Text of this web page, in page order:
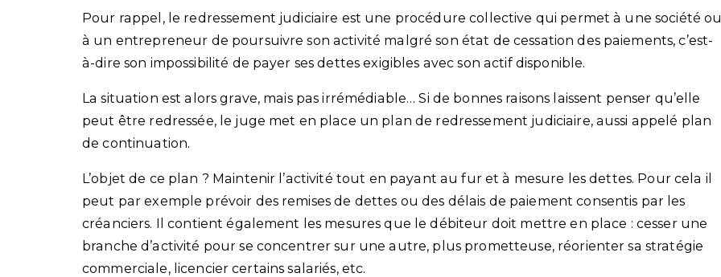
Pour rappel, le redressement judiciaire est une procédure collective qui permet à une société ou
à un entrepreneur de poursuivre son activité malgré son état de cessation des paiements, c’est-
à-dire son impossibilité de payer ses dettes exigibles avec son actif disponible.
La situation est alors grave, mais pas irrémédiable… Si de bonnes raisons laissent penser qu’elle
peut être redressée, le juge met en place un plan de redressement judiciaire, aussi appelé plan
de continuation.
L’objet de ce plan ? Maintenir l’activité tout en payant au fur et à mesure les dettes. Pour cela il
peut par exemple prévoir des remises de dettes ou des délais de paiement consentis par les
créanciers. Il contient également les mesures que le débiteur doit mettre en place : cesser une
branche d’activité pour se concentrer sur une autre, plus prometteuse, réorienter sa stratégie
commerciale, licencier certains salariés, etc.